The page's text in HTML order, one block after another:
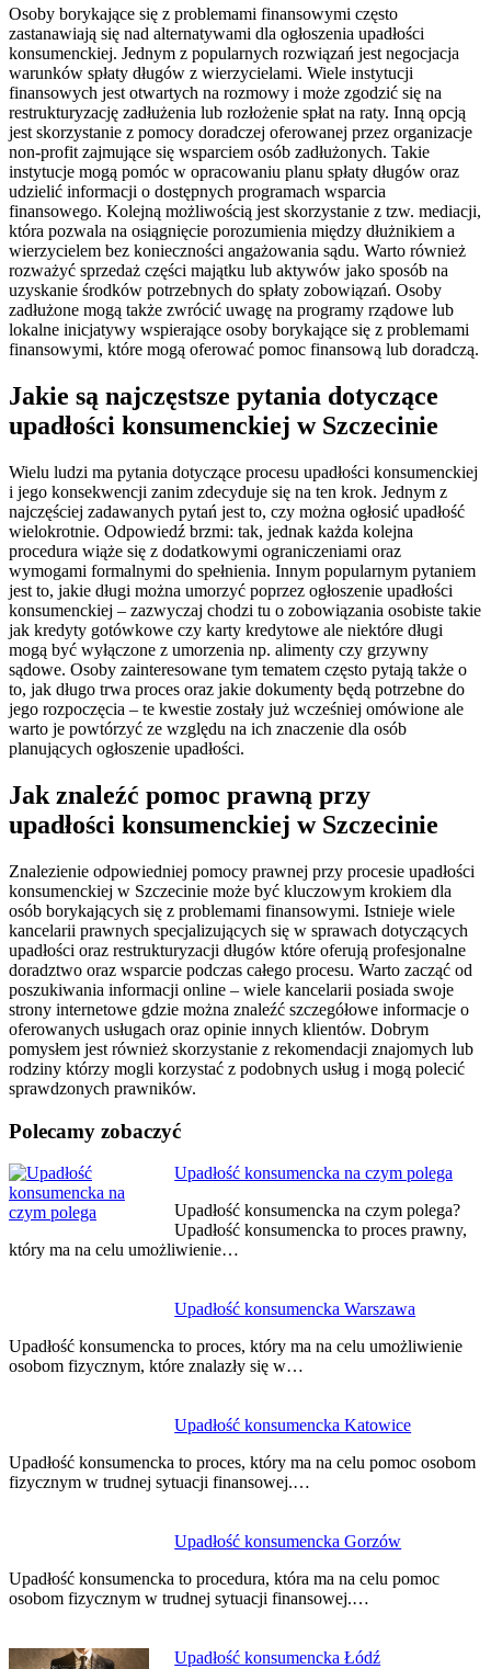
Osoby borykające się z problemami finansowymi często
zastanawiają się nad alternatywami dla ogłoszenia upadłości
konsumenckiej. Jednym z popularnych rozwiązań jest negocjacja
warunków spłaty długów z wierzycielami. Wiele instytucji
finansowych jest otwartych na rozmowy i może zgodzić się na
restrukturyzację zadłużenia lub rozłożenie spłat na raty. Inną opcją
jest skorzystanie z pomocy doradczej oferowanej przez organizacje
non-profit zajmujące się wsparciem osób zadłużonych. Takie
instytucje mogą pomóc w opracowaniu planu spłaty długów oraz
udzielić informacji o dostępnych programach wsparcia
finansowego. Kolejną możliwością jest skorzystanie z tzw. mediacji,
która pozwala na osiągnięcie porozumienia między dłużnikiem a
wierzycielem bez konieczności angażowania sądu. Warto również
rozważyć sprzedaż części majątku lub aktywów jako sposób na
uzyskanie środków potrzebnych do spłaty zobowiązań. Osoby
zadłużone mogą także zwrócić uwagę na programy rządowe lub
lokalne inicjatywy wspierające osoby borykające się z problemami
finansowymi, które mogą oferować pomoc finansową lub doradczą.
Jakie są najczęstsze pytania dotyczące
upadłości konsumenckiej w Szczecinie
Wielu ludzi ma pytania dotyczące procesu upadłości konsumenckiej
i jego konsekwencji zanim zdecyduje się na ten krok. Jednym z
najczęściej zadawanych pytań jest to, czy można ogłosić upadłość
wielokrotnie. Odpowiedź brzmi: tak, jednak każda kolejna
procedura wiąże się z dodatkowymi ograniczeniami oraz
wymogami formalnymi do spełnienia. Innym popularnym pytaniem
jest to, jakie długi można umorzyć poprzez ogłoszenie upadłości
konsumenckiej – zazwyczaj chodzi tu o zobowiązania osobiste takie
jak kredyty gotówkowe czy karty kredytowe ale niektóre długi
mogą być wyłączone z umorzenia np. alimenty czy grzywny
sądowe. Osoby zainteresowane tym tematem często pytają także o
to, jak długo trwa proces oraz jakie dokumenty będą potrzebne do
jego rozpoczęcia – te kwestie zostały już wcześniej omówione ale
warto je powtórzyć ze względu na ich znaczenie dla osób
planujących ogłoszenie upadłości.
Jak znaleźć pomoc prawną przy
upadłości konsumenckiej w Szczecinie
Znalezienie odpowiedniej pomocy prawnej przy procesie upadłości
konsumenckiej w Szczecinie może być kluczowym krokiem dla
osób borykających się z problemami finansowymi. Istnieje wiele
kancelarii prawnych specjalizujących się w sprawach dotyczących
upadłości oraz restrukturyzacji długów które oferują profesjonalne
doradztwo oraz wsparcie podczas całego procesu. Warto zacząć od
poszukiwania informacji online – wiele kancelarii posiada swoje
strony internetowe gdzie można znaleźć szczegółowe informacje o
oferowanych usługach oraz opinie innych klientów. Dobrym
pomysłem jest również skorzystanie z rekomendacji znajomych lub
rodziny którzy mogli korzystać z podobnych usług i mogą polecić
sprawdzonych prawników.
Polecamy zobaczyć
Upadłość konsumencka na czym polega
Upadłość konsumencka na czym polega?
Upadłość konsumencka to proces prawny,
który ma na celu umożliwienie…
Upadłość konsumencka Warszawa
Upadłość konsumencka to proces, który ma na celu umożliwienie
osobom fizycznym, które znalazły się w…
Upadłość konsumencka Katowice
Upadłość konsumencka to proces, który ma na celu pomoc osobom
fizycznym w trudnej sytuacji finansowej.…
Upadłość konsumencka Gorzów
Upadłość konsumencka to procedura, która ma na celu pomoc
osobom fizycznym w trudnej sytuacji finansowej.…
Upadłość konsumencka Łódź
Nawigacja
wpisu